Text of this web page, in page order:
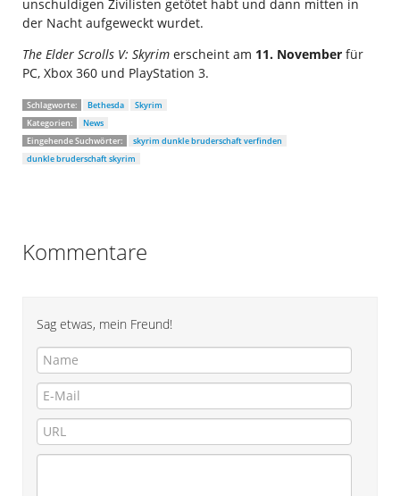
unschuldigen Zivilisten getötet habt und dann mitten in
der Nacht aufgeweckt wurdet.
The Elder Scrolls V: Skyrim erscheint am 11. November für
PC, Xbox 360 und PlayStation 3.
Schlagworte: Bethesda
Skyrim
Kategorien:
News
Eingehende Suchwörter:
skyrim dunkle bruderschaft verfinden
dunkle bruderschaft skyrim
Kommentare
Sag etwas, mein Freund!